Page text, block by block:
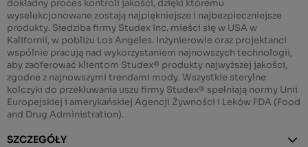
dokładny proces kontroli jakości, dzięki któremu
wyselekcjonowane zostają najpiękniejsze i najbezpieczniejsze
produkty. Siedziba firmy Studex Inc. mieści się w USA w
Kalifornii, w pobliżu Los Angeles. Inżynierowie oraz projektanci
wspólnie pracują nad wykorzystaniem najnowszych technologii,
aby zaoferować klientom Studex® produkty najwyższej jakości,
zgodne z najnowszymi trendami mody. Wszystkie sterylne
kolczyki do przekłuwania uszu firmy Studex® spełniają normy Unii
Europejskiej i amerykańskiej Agencji Żywności i Leków FDA (Food
and Drug Administration).
SZCZEGÓŁY